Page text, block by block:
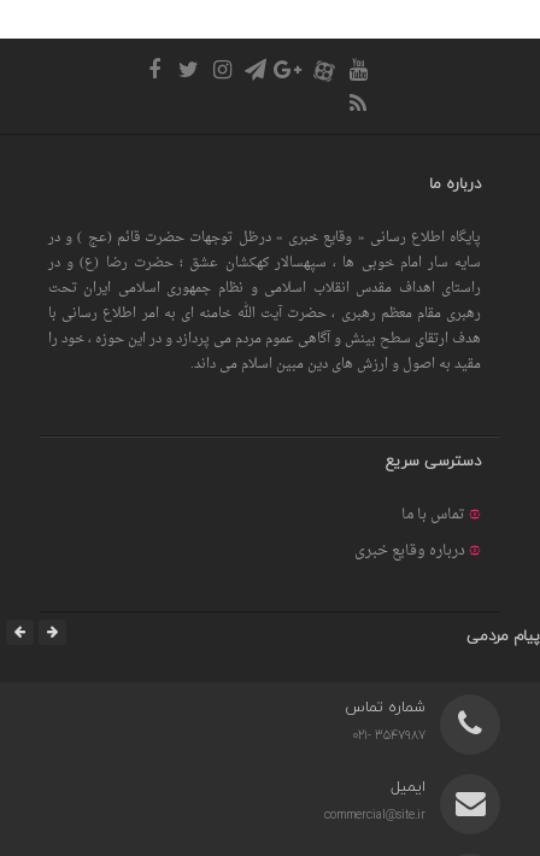
درباره ما
پایگاه اطلاع رسانی « وقایع خبری » درظل توجهات حضرت قائم (عج ) و در
سایه سار امام خوبی ها ، سپهسالار کهکشان عشق ؛ حضرت رضا (ع) و در
راستای اهداف مقدس انقلاب اسلامی و نظام جمهوری اسلامی ایران تحت
رهبری مقام معظم رهبری ، حضرت آیت الله خامنه ای به امر اطلاع رسانی با
هدف ارتقای سطح بینش و آگاهی عموم مردم می پردازد و در این حوزه ، خود را
مقید به اصول و ارزش های دین مبین اسلام می داند.
دسترسی سریع
تماس با ما
درباره وقایع خبری
پیام مردمی
شماره تماس
3547987 -021
ایمیل
commercial@site.ir